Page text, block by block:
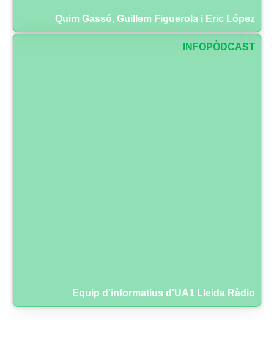
Quim Gassó, Guillem Figuerola i Eric López
INFOPÒDCAST
Equip d'informatius d'UA1 Lleida Ràdio